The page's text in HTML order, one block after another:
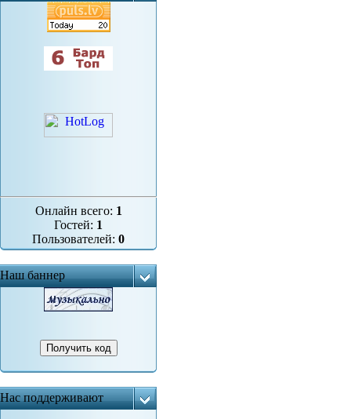
Онлайн всего: 1
Гостей: 1
Пользователей: 0
Наш баннер
Нас поддерживают